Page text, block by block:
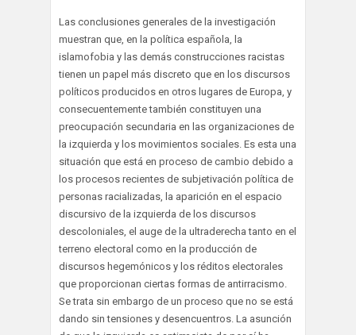
Las conclusiones generales de la investigación
muestran que, en la política española, la
islamofobia y las demás construcciones racistas
tienen un papel más discreto que en los discursos
políticos producidos en otros lugares de Europa, y
consecuentemente también constituyen una
preocupación secundaria en las organizaciones de
la izquierda y los movimientos sociales. Es esta una
situación que está en proceso de cambio debido a
los procesos recientes de subjetivación política de
personas racializadas, la aparición en el espacio
discursivo de la izquierda de los discursos
descoloniales, el auge de la ultraderecha tanto en el
terreno electoral como en la producción de
discursos hegemónicos y los réditos electorales
que proporcionan ciertas formas de antirracismo.
Se trata sin embargo de un proceso que no se está
dando sin tensiones y desencuentros. La asunción